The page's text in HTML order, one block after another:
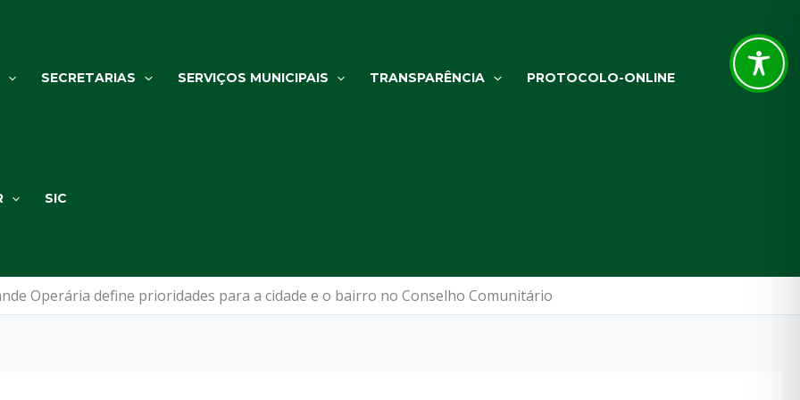
SECRETARIAS SERVIÇOS MUNICIPAIS TRANSPARÊNCIA PROTOCOLO-ONLINE
SIC
Operária define prioridades para a cidade e o bairro no Conselho Comunitário